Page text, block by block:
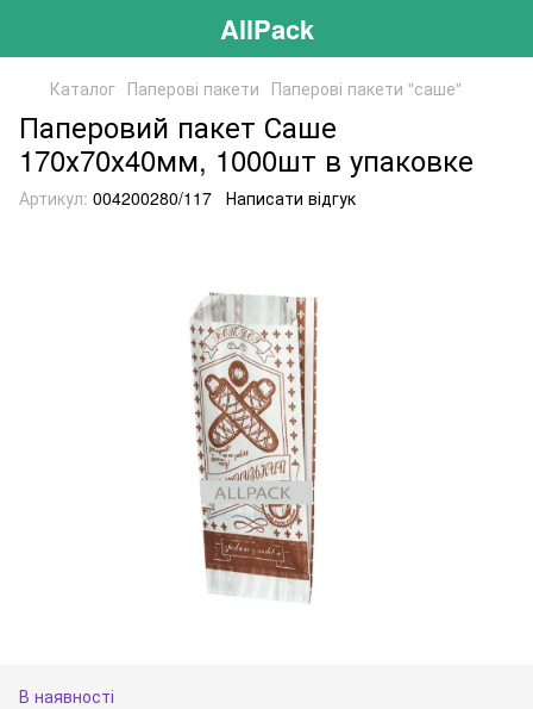
AllPack
Каталог Паперові пакети Паперові пакети "саше"
Паперовий пакет Саше
170х70х40мм, 1000шт в упаковке
Артикул: 004200280/117 Написати відгук
В наявності